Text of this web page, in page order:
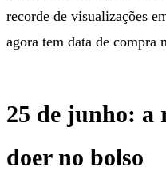
recorde de visualizações
agora tem data de compra
25 de junho: a
doer no bolso